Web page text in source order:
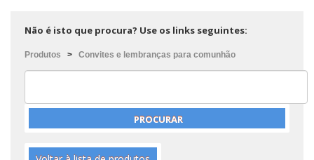
Não é isto que procura? Use os links seguintes:
Produtos > Convites e lembranças para comunhão